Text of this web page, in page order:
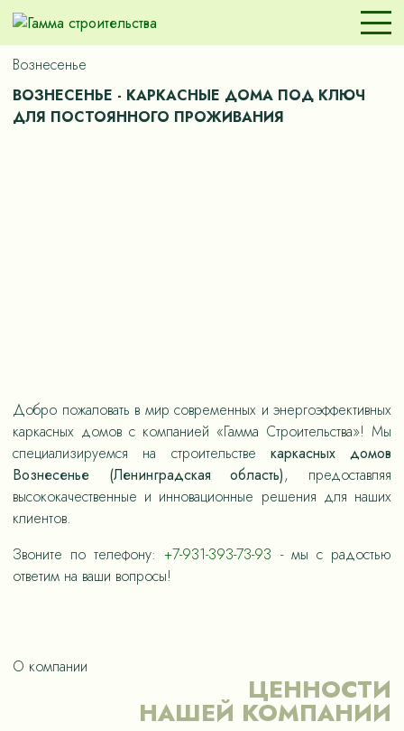
Вознесенье
ВОЗНЕСЕНЬЕ - КАРКАСНЫЕ ДОМА ПОД КЛЮЧ
ДЛЯ ПОСТОЯННОГО ПРОЖИВАНИЯ
Добро пожаловать в мир современных и энергоэффективных
каркасных домов с компанией «Гамма Строительства»! Мы
специализируемся на строительстве каркасных домов
Вознесенье (Ленинградская область), предоставляя
высококачественные и инновационные решения для наших
клиентов.
Звоните по телефону:+7-931-393-73-93 - мы с радостью
ответим на ваши вопросы!
О компании
ЦЕННОСТИ
НАШЕЙ КОМПАНИИ